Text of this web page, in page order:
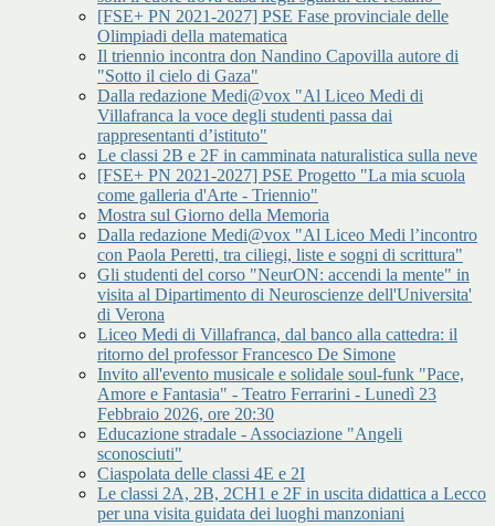
[FSE+ PN 2021-2027] PSE Fase provinciale delle
Olimpiadi della matematica
Il triennio incontra don Nandino Capovilla autore di
"Sotto il cielo di Gaza"
Dalla redazione Medi@vox "Al Liceo Medi di
Villafranca la voce degli studenti passa dai
rappresentanti d’istituto"
Le classi 2B e 2F in camminata naturalistica sulla neve
[FSE+ PN 2021-2027] PSE Progetto "La mia scuola
come galleria d'Arte - Triennio"
Mostra sul Giorno della Memoria
Dalla redazione Medi@vox "Al Liceo Medi l’incontro
con Paola Peretti, tra ciliegi, liste e sogni di scrittura"
Gli studenti del corso "NeurON: accendi la mente" in
visita al Dipartimento di Neuroscienze dell'Universita'
di Verona
Liceo Medi di Villafranca, dal banco alla cattedra: il
ritorno del professor Francesco De Simone
Invito all'evento musicale e solidale soul-funk "Pace,
Amore e Fantasia" - Teatro Ferrarini - Lunedì 23
Febbraio 2026, ore 20:30
Educazione stradale - Associazione "Angeli
sconosciuti"
Ciaspolata delle classi 4E e 2I
Le classi 2A, 2B, 2CH1 e 2F in uscita didattica a Lecco
per una visita guidata dei luoghi manzoniani